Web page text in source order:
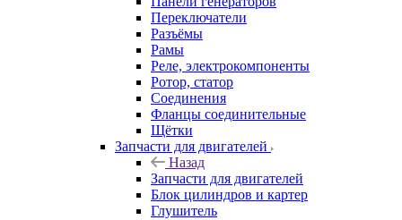
Переключатели
Разъёмы
Рамы
Реле, электрокомпоненты
Ротор, статор
Соединения
Фланцы соединительные
Щётки
Запчасти для двигателей
Назад
Запчасти для двигателей
Блок цилиндров и картер
Глушитель